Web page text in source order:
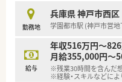
す。
有給休暇の消化率はほ
勤務地
兵庫県 神戸市西区
学園都市駅 (神戸市営
給与
年収516万円～
月給355,000円～
※残業30時間を含んだ
※経験・スキルなどに